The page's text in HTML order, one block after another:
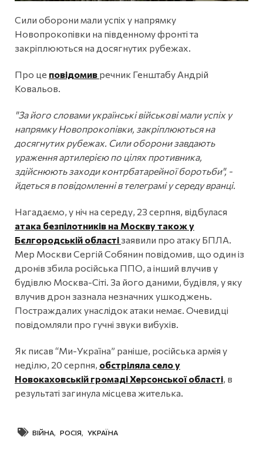
Сили оборони мали успіх у напрямку
Новопрокопівки на південному фронті та
закріплюються на досягнутих рубежах.
Про це повідомив речник Генштабу Андрій
Ковальов.
"За його словами українські військові мали успіх у
напрямку Новопрокопівки, закріплюються на
досягнутих рубежах. Сили оборони завдають
ураження артилерією по цілях противника,
здійснюють заходи контрбатарейної боротьби", -
йдеться в повідомленні в телеграмі у середу вранці.
Нагадаємо, у ніч на середу, 23 серпня, відбулася
атака безпілотників на Москву також у
Бєлгородській області заявили про атаку БПЛА.
Мер Москви Сергій Собянин повідомив, що один із
дронів збила російська ППО, а інший влучив у
будівлю Москва-Сіті. За його даними, будівля, у яку
влучив дрон зазнала незначних ушкоджень.
Постраждалих унаслідок атаки немає. Очевидці
повідомляли про гучні звуки вибухів.
Як писав “Ми-Україна” раніше, російська армія у
неділю, 20 серпня, обстріляла село у
Новокаховській громаді Херсонської області, в
результаті загинула місцева жителька.
ВІЙНА РОСІЯ УКРАЇНА